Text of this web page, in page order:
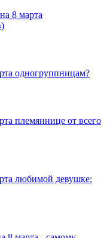
8 марта
одногруппницам?
племяннице от всего
любимой девушке: